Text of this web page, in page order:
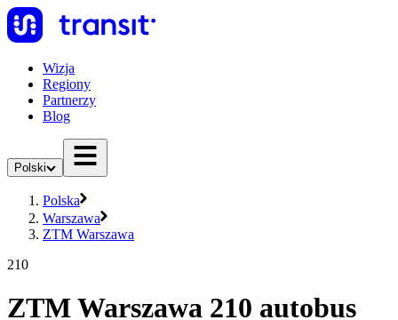
Wizja
Regiony
Partnerzy
Blog
Polski
Polska
Warszawa
ZTM Warszawa
210
ZTM Warszawa 210 autobus